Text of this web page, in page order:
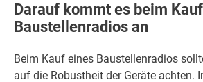
Darauf kommt es beim
Baustellenradios an
Beim Kauf eines Baustellenradios
auf die Robustheit der Geräte achten.